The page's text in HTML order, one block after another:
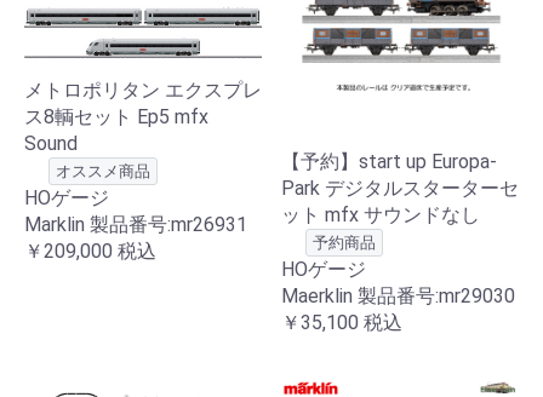
メトロポリタン エクスプレ
ス8輌セット Ep5 mfx
Sound
オススメ商品
HOゲージ
Marklin 製品番号:mr26931
￥209,000 税込
【予約】start up Europa-
Park デジタルスターターセ
ット mfx サウンドなし
予約商品
HOゲージ
Maerklin 製品番号:mr29030
￥35,100 税込